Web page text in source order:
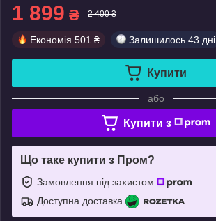
1 899 ₴ 2 400 ₴
Економія 501 ₴ Залишилось 43 дні
Купити
або
Купити з
Що таке купити з Пром?
Замовлення під захистом
Доступна доставка